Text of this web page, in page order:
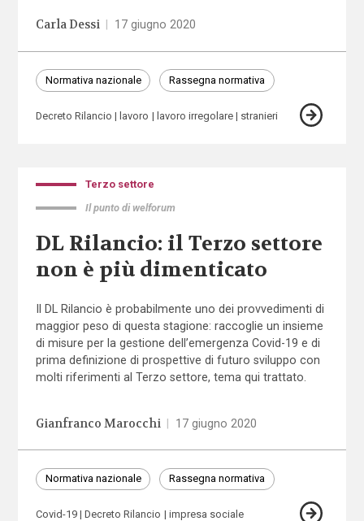
Carla Dessi 17 giugno 2020
Normativa nazionale Rassegna normativa
Decreto Rilancio lavoro lavoro irregolare stranieri
Terzo settore
Il punto di welforum
DL Rilancio: il Terzo settore
non è più dimenticato
Il DL Rilancio è probabilmente uno dei provvedimenti di
maggior peso di questa stagione: raccoglie un insieme
di misure per la gestione dell’emergenza Covid-19 e di
prima definizione di prospettive di futuro sviluppo con
molti riferimenti al Terzo settore, tema qui trattato.
Gianfranco Marocchi | 17 giugno 2020
Normativa nazionale Rassegna normativa
Covid-19 Decreto Rilancio impresa sociale